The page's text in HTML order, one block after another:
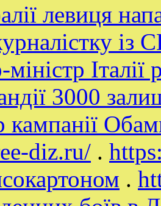
левиця
із
3000
кампанії
diz.ru/ .
.